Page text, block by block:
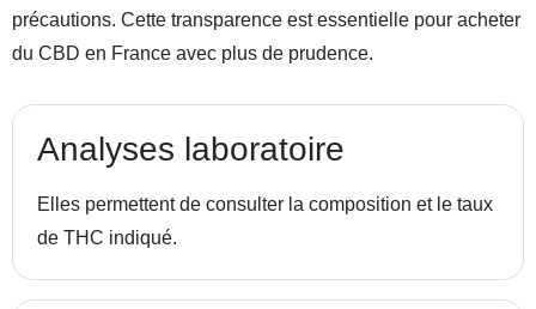
précautions. Cette transparence est essentielle pour acheter
du CBD en France avec plus de prudence.
Analyses laboratoire
Elles permettent de consulter la composition et le taux
de THC indiqué.